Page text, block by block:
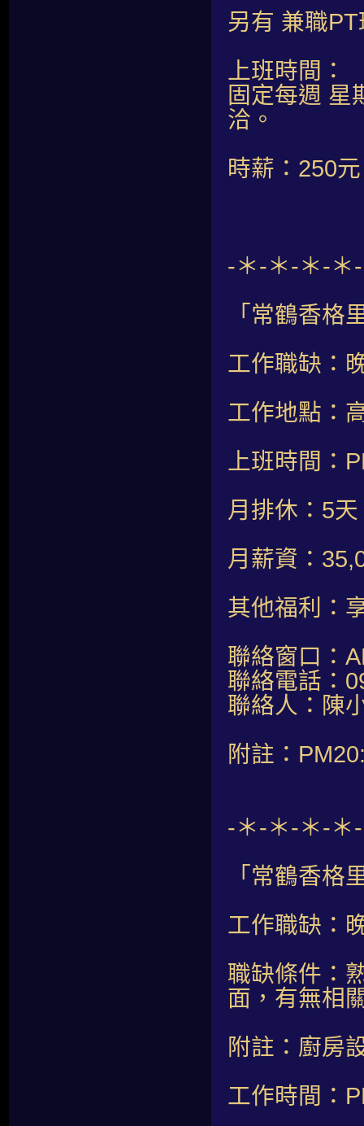
另有 兼職
上班時間：
固定每週 星
洽。
時薪：250
-＊-＊-＊-＊
「常鶴香格
工作職缺：
工作地點：
上班時間：
月排休：5天
月薪資：
其他福利：
聯絡窗口：
聯絡電話：
聯絡人：陳
附註：
-＊-＊-＊-＊
「常鶴香格
工作職缺：
職缺條件：
面，有無相
附註：廚房
工作時間：